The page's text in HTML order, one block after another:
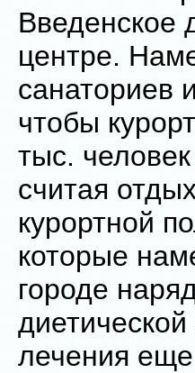
Введенское
центре.
санаториев
чтобы
тыс.
считая
курортной
которые
городе
лечения